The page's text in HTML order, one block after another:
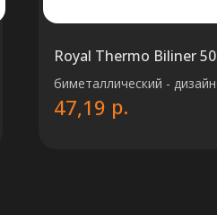
Royal Thermo Biliner
биметаллический -
47,19 р.